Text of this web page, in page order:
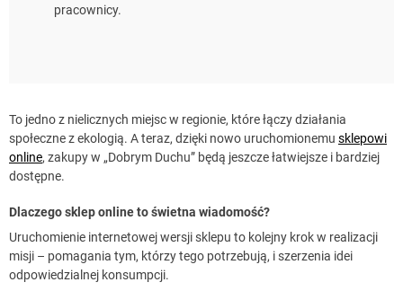
pracownicy.
To jedno z nielicznych miejsc w regionie, które łączy działania
społeczne z ekologią. A teraz, dzięki nowo uruchomionemu sklepowi
online, zakupy w „Dobrym Duchu” będą jeszcze łatwiejsze i bardziej
dostępne.
Dlaczego sklep online to świetna wiadomość?
Uruchomienie internetowej wersji sklepu to kolejny krok w realizacji
misji – pomagania tym, którzy tego potrzebują, i szerzenia idei
odpowiedzialnej konsumpcji.